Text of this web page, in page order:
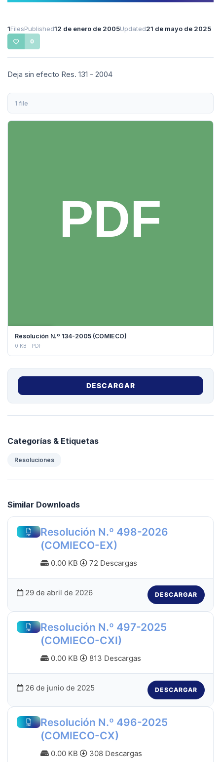
1FilesPublished12 de enero de 2005Updated21 de mayo de 2025
0
Deja sin efecto Res. 131 - 2004
1 file
Resolución N.º 134-2005 (COMIECO)
0 KB PDF
DESCARGAR
Categorías & Etiquetas
Resoluciones
Similar Downloads
Resolución N.º 498-2026
(COMIECO-EX)
0.00 KB 72 Descargas
29 de abril de 2026 DESCARGAR
Resolución N.º 497-2025
(COMIECO-CXI)
0.00 KB 813 Descargas
26 de junio de 2025 DESCARGAR
Resolución N.º 496-2025
(COMIECO-CX)
0.00 KB 308 Descargas